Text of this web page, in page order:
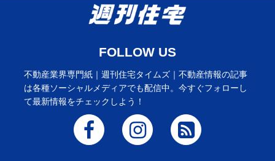
FOLLOW US
不動産業界専門紙｜週刊住宅タイムズ｜不動産情報の記事
は各種ソーシャルメディアでも配信中。今すぐフォローし
て最新情報をチェックしよう！